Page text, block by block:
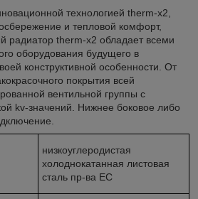
технологией therm-x2,
и тепловой комфорт,
радиатор therm-x2 обладает всеми
оборудования будущего в
конструктивной особенности. От
покрытия всей
вентильной группы с
kv-значений. Нижнее боковое либо
низкоуглеродистая
холоднокатанная листовая
сталь пр-ва ЕС